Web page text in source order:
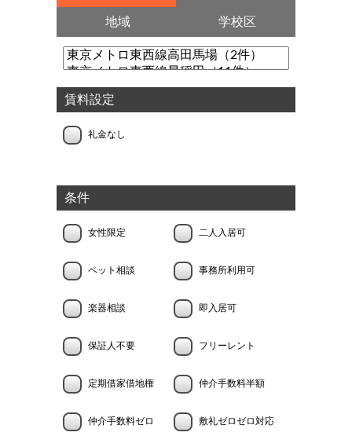
地域 学校区
賃料設定
礼金なし
条件
女性限定 二人入居可
ペット相談 事務所利用可
楽器相談 即入居可
保証人不要 フリーレント
定期借家借地権 仲介手数料半額
仲介手数料ゼロ 敷礼ゼロゼロ対応